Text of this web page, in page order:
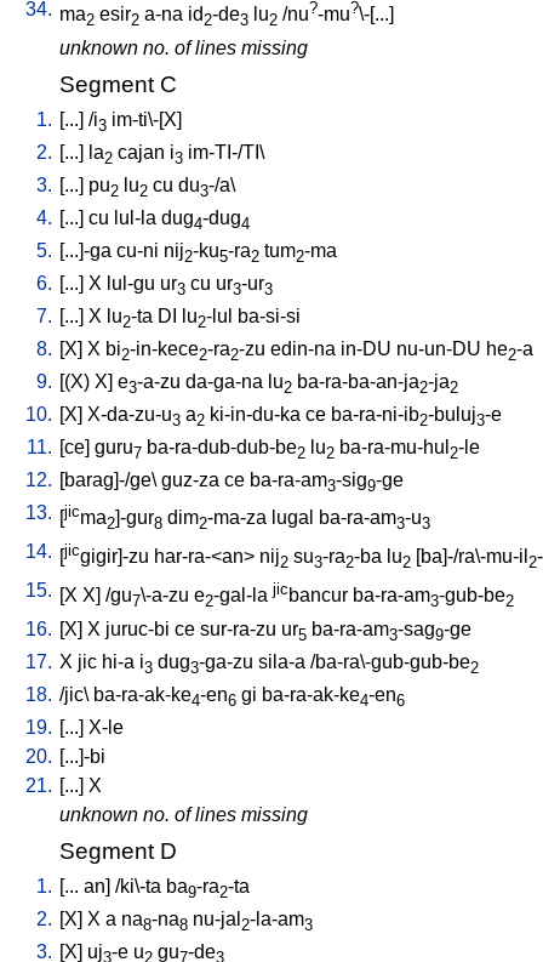
34. ma2 esir2 a-na id2-de3 lu2 /nu?-mu?\-[...]
unknown no. of lines missing
Segment C
1. [...] /i3 im-ti\-[X]
2. [...] la2 cajan i3 im-TI-/TI \
3. [...] pu2 lu2 cu du3-/a\
4. [...] cu lul-la dug4-dug4
5. [...]-ga cu-ni nij2-ku5-ra2 tum2-ma
6. [...] X lul-gu ur3 cu ur3-ur3
7. [...] X lu2-ta DI lu2-lul
ba-si-si
8. [X] X bi2-in-kece2-ra2-zu edin-na in-DU nu-un-DU he2-a
9. [(X) X] e3-a-zu da-ga-na lu2 ba-ra-ba-an-ja2-ja2
10. [X] X-da-zu-u3 a2 ki-in-du-ka ce ba-ra-ni-ib2-buluj3-e
11. [ce] guru7 ba-ra-dub-dub-be2 lu2 ba-ra-mu-hul 2-le
12. [barag]-/ge\ guz-za ce ba-ra-am3-sig9-ge
13. [jicma2]-gur8 dim2-ma-za lugal ba-ra-am3-u3
14. [jicgigir]-zu har-ra-<an> nij2 su3-ra2-ba lu2 [ba]-/ra\-mu-il 2
15. [X X] /gu7\-a-zu e2-gal-la jic bancur ba-ra-am3-gub-be2
16. [X] X juruc-bi ce sur-ra-zu ur5 ba-ra-am3-sag9-ge
17. X jic hi-a i3 dug3-ga-zu sila-a /ba-ra\-gub-gub-be2
18. /jic\ ba-ra-ak-ke4-en6 gi ba-ra-ak-ke4-en6
19. [...] X-le
20. [...]-bi
21. [...] X
unknown no. of lines missing
Segment D
1. [... an] /ki\-ta ba9-ra2-ta
2. [X] X a na8-na8 nu-jal 2-la-am3
3. [X] uj3-e u2 gu7-de3